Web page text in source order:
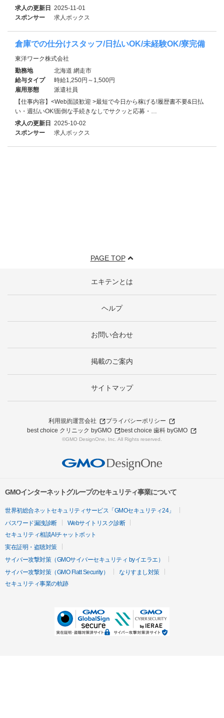
求人の更新日 2025-11-01
スポンサー
求人ボックス
倉庫での仕分けスタッフ/日払いOK/未経験OK/寮完備
東洋ワーク株式会社
勤務地
北海道 網走市
給与タイプ
時給1,250円～1,500円
雇用形態
派遣社員
【仕事内容】<Web面談歓迎 >最短で今日から稼げる!履歴書不要&日払
い・週払いOK!面倒な手続きなしでサクッと応募・…
求人の更新日 2025-10-02
スポンサー
求人ボックス
PAGE TOP
エキテンとは
ヘルプ
お問い合わせ
掲載のご案内
サイトマップ
利用規約運営会社
プライバシーポリシー
best choice クリニック byGMO
best choice 歯科 byGMO
©GMO DesignOne, Inc. All Rights reserved.
GMOインターネットグループのセキュリティ事業について
世界初総合ネットセキュリティサービス「GMOセキュリティ24」
パスワード漏洩診断
Webサイトリスク診断
セキュリティ相談AIチャットボット
実在証明・盗聴対策
サイバー攻撃対策（GMOサイバーセキュリティ byイエラエ）
サイバー攻撃対策（GMO Flatt Security）
なりすまし対策
セキュリティ事業の軌跡